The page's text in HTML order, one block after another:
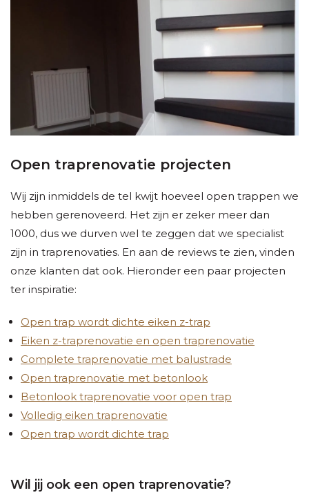
Open traprenovatie projecten
Wij zijn inmiddels de tel kwijt hoeveel open trappen we
hebben gerenoveerd. Het zijn er zeker meer dan
1000, dus we durven wel te zeggen dat we specialist
zijn in traprenovaties. En aan de reviews te zien, vinden
onze klanten dat ook. Hieronder een paar projecten
ter inspiratie:
Open trap wordt dichte eiken z-trap
Eiken z-traprenovatie en open traprenovatie
Complete traprenovatie met balustrade
Open traprenovatie met betonlook
Betonlook traprenovatie voor open trap
Volledig eiken traprenovatie
Open trap wordt dichte trap
Wil jij ook een open traprenovatie?